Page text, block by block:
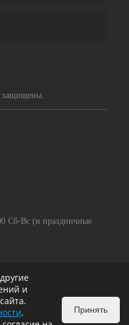
защищены.
Сб-Вс (и праздничные
и
.
Принять